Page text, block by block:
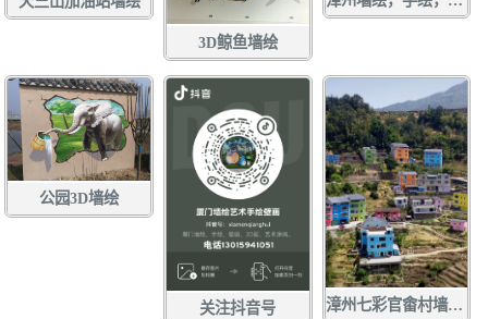
3D鲸鱼墙绘
公园3D墙绘
关注抖音号 漳州七彩官畬村墙绘，手绘，壁画，彩绘